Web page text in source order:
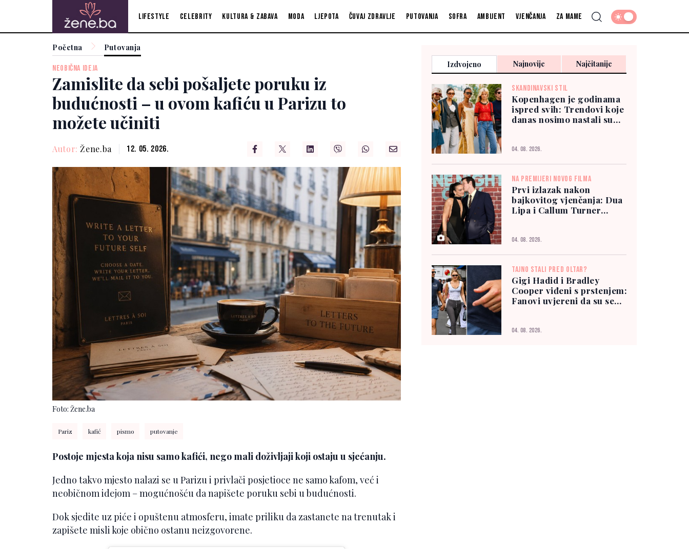
Lifestyle Celebrity Kultura & zabava Moda Ljepota Čuvaj zdravlje Putovanja Sofra Ambijent Vjenčanja Za mame
Početna Putovanja
NEOBIČNA IDEJA
Zamislite da sebi pošaljete poruku iz
budućnosti – u ovom kafiću u Parizu to
možete učiniti
Autor: Žene.ba 12. 05. 2026.
Foto: Žene.ba
Pariz kafić pismo putovanje
Postoje mjesta koja nisu samo kafići, nego mali doživljaji koji ostaju u sjećanju.
Jedno takvo mjesto nalazi se u Parizu i privlači posjetioce ne samo kafom, već i
neobičnom idejom – mogućnošću da napišete poruku sebi u budućnosti.
Dok sjedite uz piće i opuštenu atmosferu, imate priliku da zastanete na trenutak i
zapišete misli koje obično ostanu neizgovorene.
Izdvojeno Najnovije Najčitanije
SKANDINAVSKI STIL
Kopenhagen je godinama
ispred svih: Trendovi koje
danas nosimo nastali su
04. 08. 2026.
NA PREMIJERI NOVOG FILMA
Prvi izlazak nakon
bajkovitog vjenčanja: Dua
Lipa i Callum Turner
04. 08. 2026.
TAJNO STALI PRED OLTAR?
Gigi Hadid i Bradley
Cooper viđeni s prstenjem:
Fanovi uvjereni da su se
04. 08. 2026.